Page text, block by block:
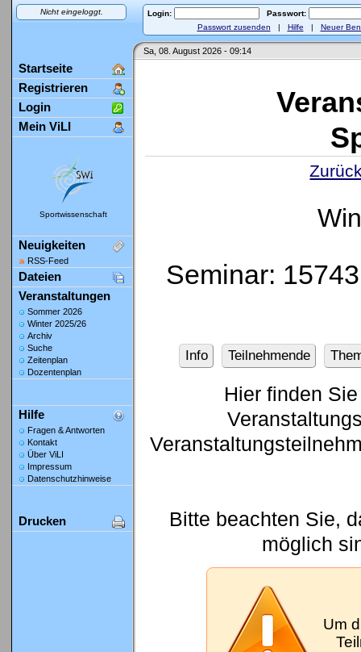
Nicht eingeloggt. Login:
Passwort:
Passwort zusenden | Hilfe | Neuer
Sa, 08. August 2026 - 09:14
Startseite
Registrieren
Login
Mein ViLI
Sportwissenschaft
Neuigkeiten
RSS-Feed
Dateien
Veranstaltungen
Sommer 2026
Winter 2025/26
Archiv
Suche
Zeitenplan
Dozentenplan
Hilfe
Fragen & Antworten
Kontakt
Über ViLI
Impressum
Datenschutzhinweise
Drucken
Seminar:
Info Teilnehmende
Hier finden
Bitte beachten Sie,
möglich
Um